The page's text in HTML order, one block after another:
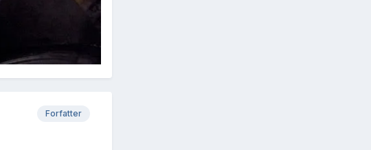
Forfatter